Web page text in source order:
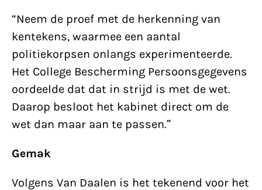
“Neem de proef met de herkenning van
kentekens, waarmee een aantal
politiekorpsen onlangs experimenteerde.
Het College Bescherming Persoonsgegevens
oordeelde dat dat in strijd is met de wet.
Daarop besloot het kabinet direct om de
wet dan maar aan te passen.”
Gemak
Volgens Van Daalen is het tekenend voor het